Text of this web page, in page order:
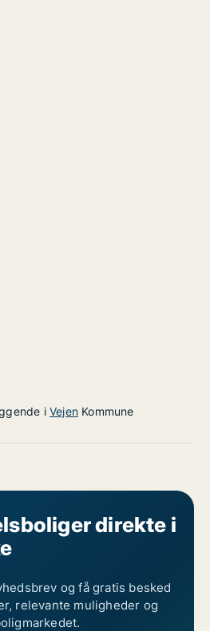
i Vejen Kommune
direkte i
og få gratis besked
relevante muligheder og